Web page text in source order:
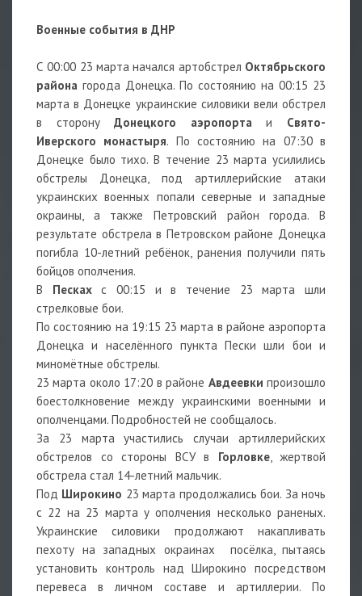
Военные события в ДНР
С 00:00 23 марта начался артобстрел Октябрьского
района города Донецка. По состоянию на 00:15 23
марта в Донецке украинские силовики вели обстрел
в сторонуДонецкого аэропортаи Свято-
Иверского монастыря. По состоянию на 07:30 в
Донецке было тихо. В течение 23 марта усилились
обстрелы Донецка, под артиллерийские атаки
украинских военных попали северные и западные
окраины, а также Петровский район города. В
результате обстрела в Петровском районе Донецка
погибла 10-летний ребёнок, ранения получили пять
бойцов ополчения.
В Пескахс 00:15 и в течение 23 марта шли
стрелковые бои.
По состоянию на 19:15 23 марта в районе аэропорта
Донецка и населённого пункта Пески шли бои и
миномётные обстрелы.
23 марта около 17:20 в районе Авдеевки произошло
боестолкновение между украинскими военными и
ополченцами. Подробностей не сообщалось.
За 23 марта участились случаи артиллерийских
обстрелов со стороны ВСУ в Горловке, жертвой
обстрела стал 14-летний мальчик.
Под Широкино 23 марта продолжались бои. За ночь
с 22 на 23 марта у ополчения несколько раненых.
Украинские силовики продолжают накапливать
пехоту на западных окраинах посёлка, пытаясь
установить контроль над Широкино посредством
перевеса в личном составе и артиллерии. По